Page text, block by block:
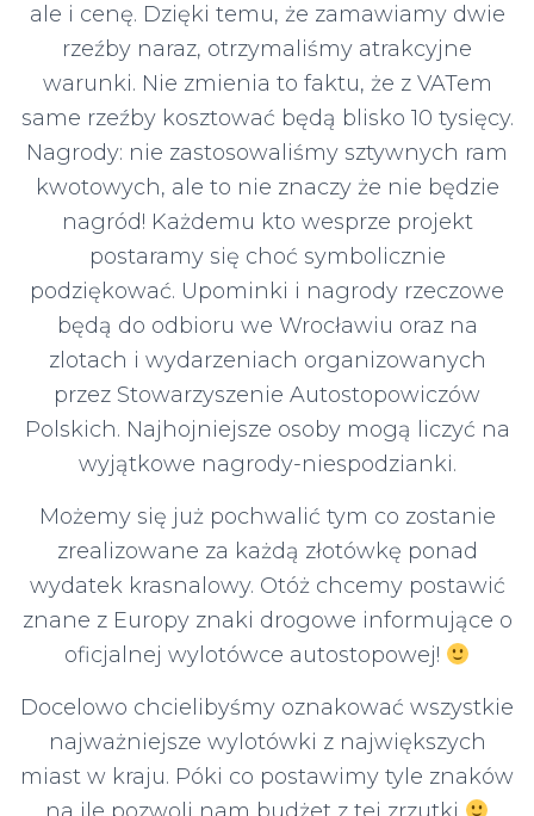
ale i cenę. Dzięki temu, że zamawiamy dwie
rzeźby naraz, otrzymaliśmy atrakcyjne
warunki. Nie zmienia to faktu, że z VATem
same rzeźby kosztować będą blisko 10 tysięcy.
Nagrody: nie zastosowaliśmy sztywnych ram
kwotowych, ale to nie znaczy że nie będzie
nagród! Każdemu kto wesprze projekt
postaramy się choć symbolicznie
podziękować. Upominki i nagrody rzeczowe
będą do odbioru we Wrocławiu oraz na
zlotach i wydarzeniach organizowanych
przez Stowarzyszenie Autostopowiczów
Polskich. Najhojniejsze osoby mogą liczyć na
wyjątkowe nagrody-niespodzianki.
Możemy się już pochwalić tym co zostanie
zrealizowane za każdą złotówkę ponad
wydatek krasnalowy. Otóż chcemy postawić
znane z Europy znaki drogowe informujące o
oficjalnej wylotówce autostopowej!
Docelowo chcielibyśmy oznakować wszystkie
najważniejsze wylotówki z największych
miast w kraju. Póki co postawimy tyle znaków